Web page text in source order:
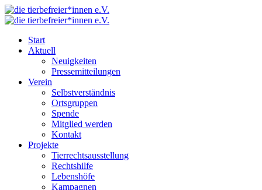
Start
Aktuell
Neuigkeiten
Pressemitteilungen
Verein
Selbstverständnis
Ortsgruppen
Spende
Mitglied werden
Kontakt
Projekte
Tierrechtsausstellung
Rechtshilfe
Lebenshöfe
Kampagnen